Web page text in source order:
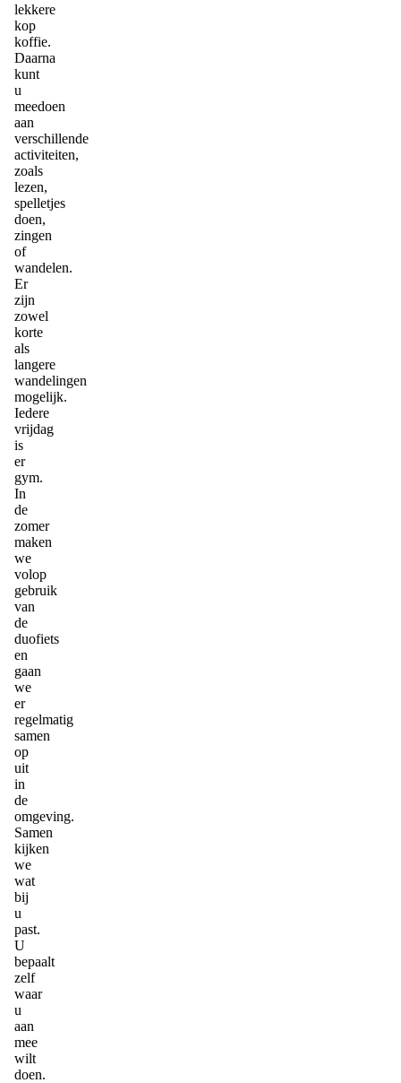
lekkere
kop
koffie.
Daarna
kunt
u
meedoen
aan
verschillende
activiteiten,
zoals
lezen,
spelletjes
doen,
zingen
of
wandelen.
Er
zijn
zowel
korte
als
langere
wandelingen
mogelijk.
Iedere
vrijdag
is
er
gym.
In
de
zomer
maken
we
volop
gebruik
van
de
duofiets
en
gaan
we
er
regelmatig
samen
op
uit
in
de
omgeving.
Samen
kijken
we
wat
bij
u
past.
U
bepaalt
zelf
waar
u
aan
mee
wilt
doen.